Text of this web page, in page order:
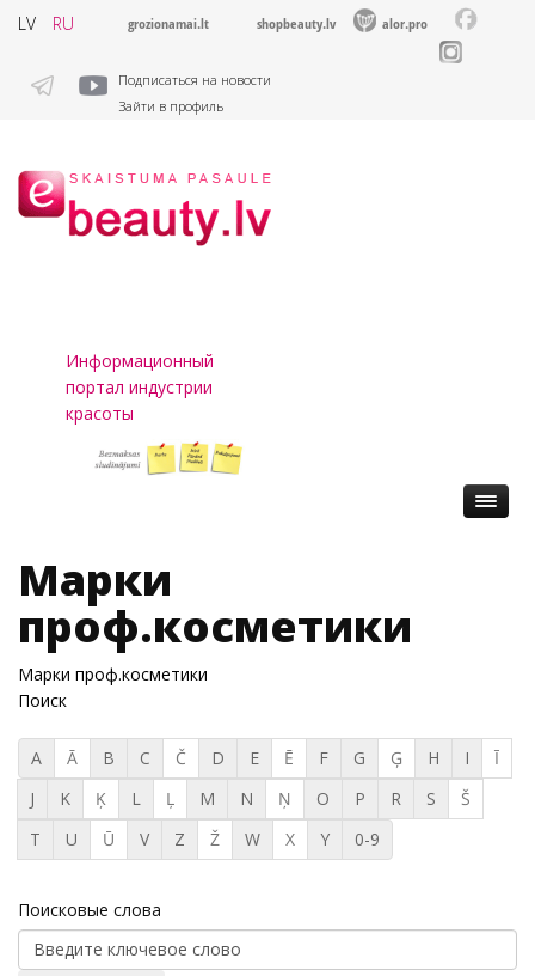
LV RU grozionamai.lt shopbeauty.lv alor.pro
Подписаться на новости
Зайти в профиль
Информационный
портал индустрии
красоты
Марки
проф.косметики
Марки проф.косметики
Поиск
A Ā B C Č D E Ē F G Ģ H I
Ī
J
K Ķ L Ļ M N Ņ O P R S
Š
T
U Ū V Z Ž W X Y 0-9
Поисковые слова